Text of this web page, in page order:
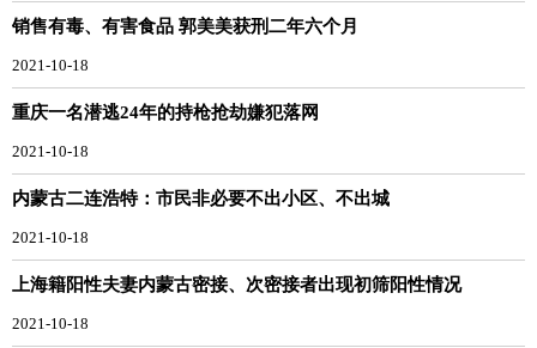
销售有毒、有害食品 郭美美获刑二年六个月
2021-10-18
重庆一名潜逃24年的持枪抢劫嫌犯落网
2021-10-18
内蒙古二连浩特：市民非必要不出小区、不出城
2021-10-18
上海籍阳性夫妻内蒙古密接、次密接者出现初筛阳性情况
2021-10-18